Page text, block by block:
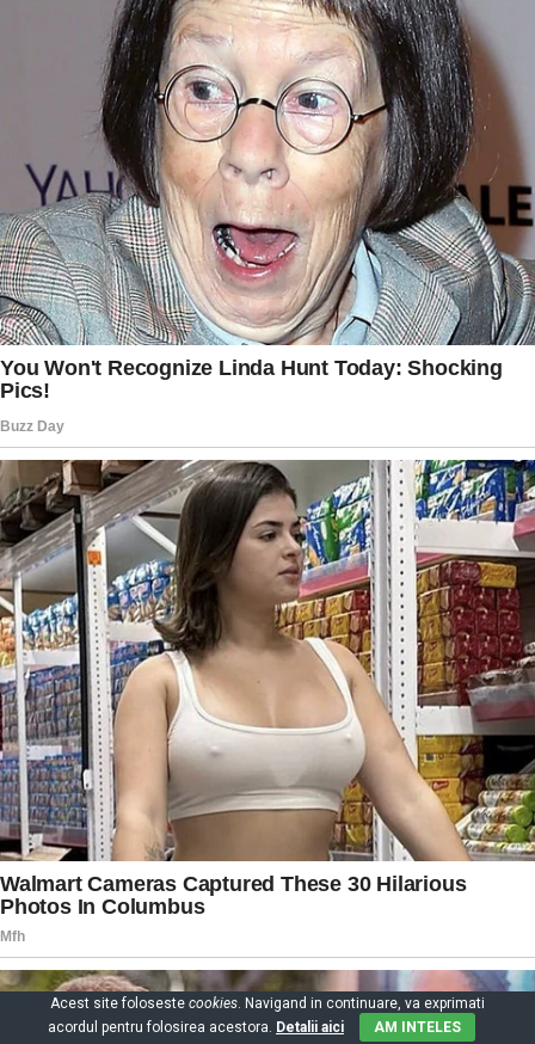
Acest site foloseste cookies. Navigand in continuare, va exprimati
acordul pentru folosirea acestora. Detalii aici AM INTELES